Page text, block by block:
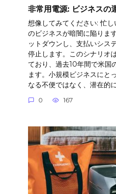
非常用電源: ビジネスの
想像してみてください: 忙
のビジネスが暗闇に陥りま
ットダウンし、支払いシス
停止します。このシナリオ
ており、過去10年間で米国
ます。小規模ビジネスにと
なる不便ではなく、潜在的
0 167